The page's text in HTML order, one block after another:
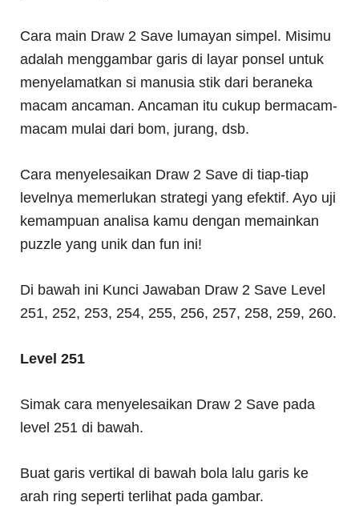
Cara main Draw 2 Save lumayan simpel. Misimu
adalah menggambar garis di layar ponsel untuk
menyelamatkan si manusia stik dari beraneka
macam ancaman. Ancaman itu cukup bermacam-
macam mulai dari bom, jurang, dsb.
Cara menyelesaikan Draw 2 Save di tiap-tiap
levelnya memerlukan strategi yang efektif. Ayo uji
kemampuan analisa kamu dengan memainkan
puzzle yang unik dan fun ini!
Di bawah ini Kunci Jawaban Draw 2 Save Level
251, 252, 253, 254, 255, 256, 257, 258, 259, 260.
Level 251
Simak cara menyelesaikan Draw 2 Save pada
level 251 di bawah.
Buat garis vertikal di bawah bola lalu garis ke
arah ring seperti terlihat pada gambar.